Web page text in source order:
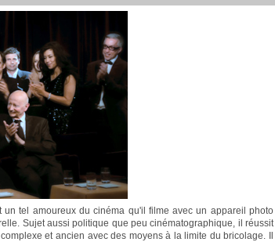
un tel amoureux du cinéma qu'il filme avec un appareil photo
Sujet aussi politique que peu cinématographique, il réussit
et ancien avec des moyens à la limite du bricolage. Il